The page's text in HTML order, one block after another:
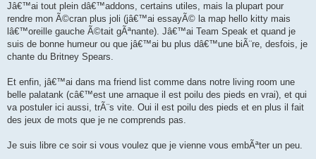
Jâ€™ai tout plein dâ€™addons, certains utiles, mais la plupart pour
rendre mon Ã©cran plus joli (jâ€™ai essayÃ© la map hello kitty mais
lâ€™oreille gauche Ã©tait gÃªnante). Jâ€™ai Team Speak et quand je
suis de bonne humeur ou que jâ€™ai bu plus dâ€™une biÃ¨re, desfois, je
chante du Britney Spears.
Et enfin, jâ€™ai dans ma friend list comme dans notre living room une
belle palatank (câ€™est une arnaque il est poilu des pieds en vrai), et qui
va postuler ici aussi, trÃ¨s vite. Oui il est poilu des pieds et en plus il fait
des jeux de mots que je ne comprends pas.
Je suis libre ce soir si vous voulez que je vienne vous embÃªter un peu.